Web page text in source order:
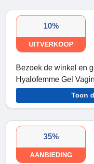
10%
UITVERKOOP
Bezoek de winkel en
Hyalofemme Gel
Toon
35%
AANBIEDING